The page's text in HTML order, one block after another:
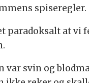
spiseregler.
paradoksalt at vi
var svin og